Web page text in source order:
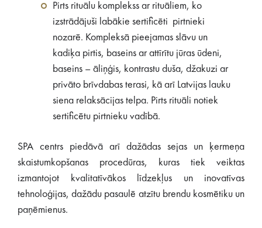
Pirts rituālu komplekss ar rituāliem, ko
izstrādājuši labākie sertificēti pirtnieki
nozarē. Kompleksā pieejamas slāvu un
kadiķa pirtis, baseins ar attīrītu jūras ūdeni,
baseins – āliņģis, kontrastu duša, džakuzi ar
privāto brīvdabas terasi, kā arī Latvijas lauku
siena relaksācijas telpa. Pirts rituāli notiek
sertificētu pirtnieku vadībā.
SPA centrs piedāvā arī dažādas sejas un ķermeņa
skaistumkopšanas procedūras, kuras tiek veiktas
izmantojot kvalitatīvākos līdzekļus un inovatīvas
tehnoloģijas, dažādu pasaulē atzītu brendu kosmētiku un
paņēmienus.